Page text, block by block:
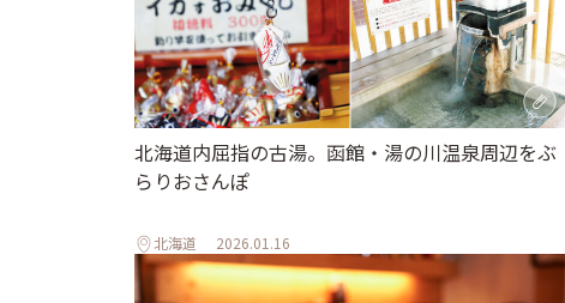
北海道内屈指の古湯。函館・湯の川温泉周辺をぶ
らりおさんぽ
北海道 2026.01.16